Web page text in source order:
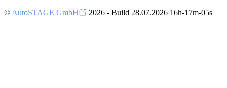
© AutoSTAGE GmbH 2026 - Build 28.07.2026 16h-17m-05s